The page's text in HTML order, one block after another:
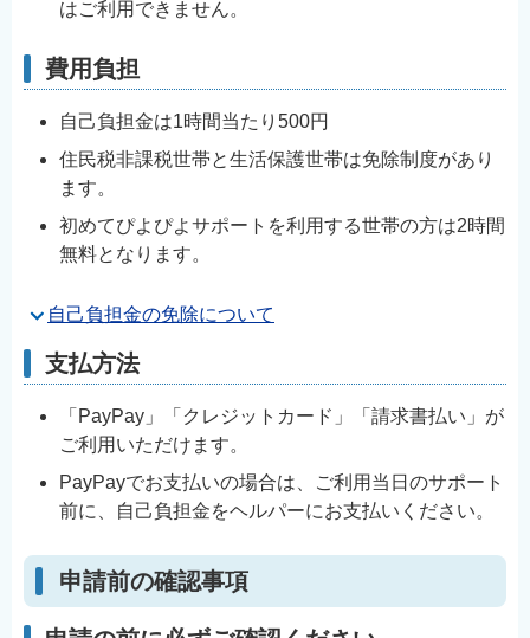
はご利用できません。
費用負担
自己負担金は1時間当たり500円
住民税非課税世帯と生活保護世帯は免除制度があり
ます。
初めてぴよぴよサポートを利用する世帯の方は2時間
無料となります。
自己負担金の免除について
支払方法
「PayPay」「クレジットカード」「請求書払い」が
ご利用いただけます。
PayPayでお支払いの場合は、ご利用当日のサポート
前に、自己負担金をヘルパーにお支払いください。
申請前の確認事項